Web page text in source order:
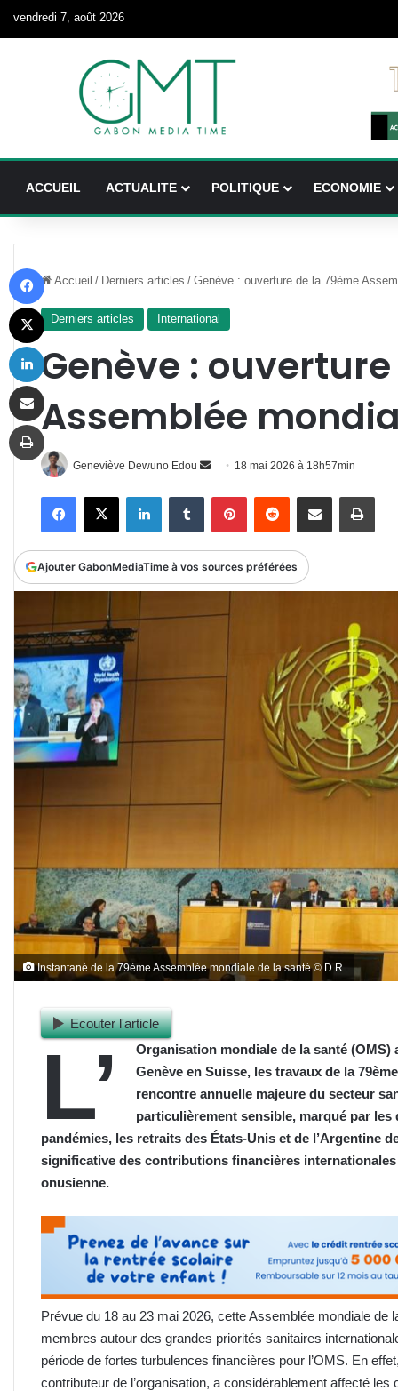
vendredi 7, août 2026
ACCUEIL ACTUALITE POLITIQUE ECONOMIE
Accueil / Derniers articles / Genève : ouverture de la 79ème
Derniers articles International
Genève :
Assemblée
Geneviève Dewuno Edou
Envoyer
courriel
18 mai 2026 à 18h57min
FacebookX LinkedinTumblr PinterestReddit Partager par email
Ajouter GabonMediaTime à vos sources préférées
Instantané de la 79ème Assemblée mondiale de la santé © D.R.
Ecouter l'article
L’
Organisation mondiale de la santé
Genève en Suisse, les travaux de la
rencontre annuelle majeure du secteur
particulièrement sensible, marqué par
pandémies, les retraits des États-Unis et de l’Argentine
significative des contributions financières
onusienne.
Prévue du 18 au 23 mai 2026, cette Assemblée mondiale de
membres autour des grandes priorités sanitaires
période de fortes turbulences financières pour l’OMS. En
contributeur de l’organisation, a considérablement affecté
X
Imprimer